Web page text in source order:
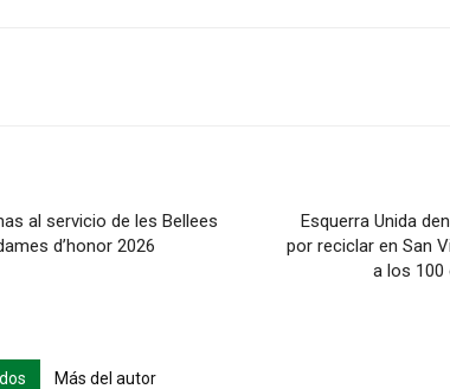
al servicio de les Bellees
d’honor 2026
Esquerra Unida
por reciclar en San
a los 100
Más del autor